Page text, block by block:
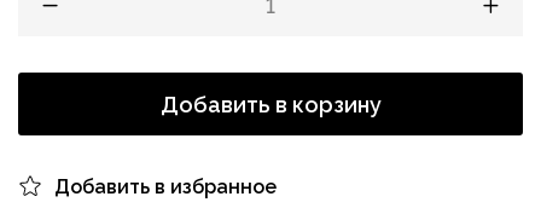
Добавить в корзину
Добавить в избранное